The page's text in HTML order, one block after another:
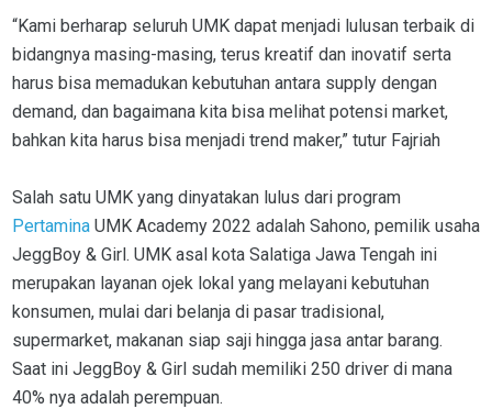
“Kami berharap seluruh UMK dapat menjadi lulusan terbaik di
bidangnya masing-masing, terus kreatif dan inovatif serta
harus bisa memadukan kebutuhan antara supply dengan
demand, dan bagaimana kita bisa melihat potensi market,
bahkan kita harus bisa menjadi trend maker,” tutur Fajriah
Salah satu UMK yang dinyatakan lulus dari program
Pertamina UMK Academy 2022 adalah Sahono, pemilik usaha
JeggBoy & Girl. UMK asal kota Salatiga Jawa Tengah ini
merupakan layanan ojek lokal yang melayani kebutuhan
konsumen, mulai dari belanja di pasar tradisional,
supermarket, makanan siap saji hingga jasa antar barang.
Saat ini JeggBoy & Girl sudah memiliki 250 driver di mana
40% nya adalah perempuan.